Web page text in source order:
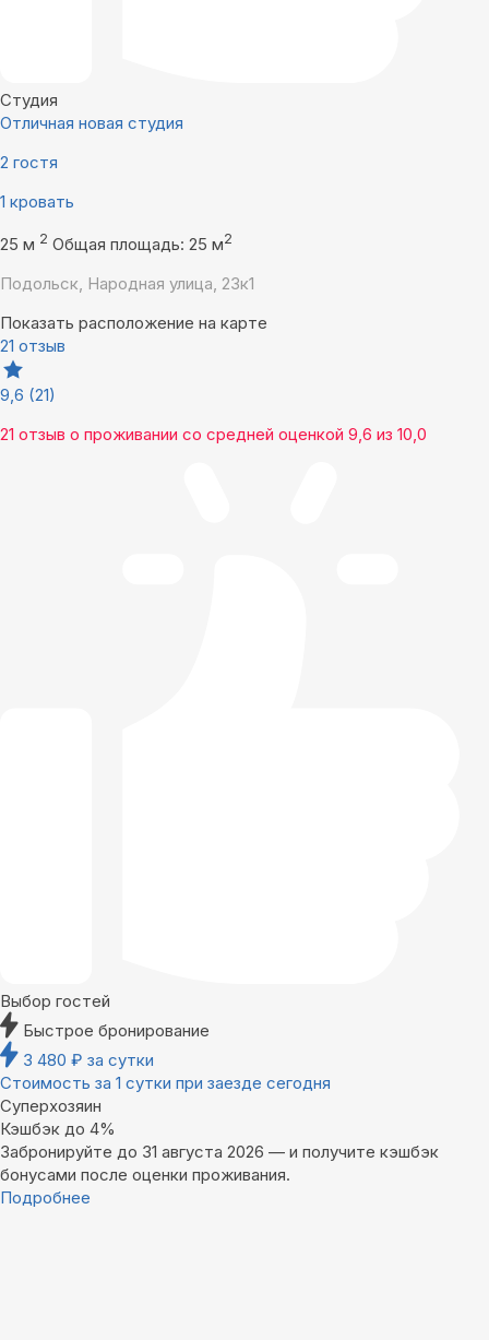
Студия
Отличная новая студия
2 гостя
1 кровать
25 м 2 Общая площадь: 25 м2
Подольск, Народная улица, 23к1
Показать расположение на карте
21 отзыв
9,6 (21)
21 отзыв о проживании со средней оценкой 9,6 из 10,0
Выбор гостей
Быстрое бронирование
3 480 ₽ за сутки
Стоимость за 1 сутки при заезде сегодня
Суперхозяин
Кэшбэк до 4%
Забронируйте до 31 августа 2026 — и получите кэшбэк
бонусами после оценки проживания.
Подробнее